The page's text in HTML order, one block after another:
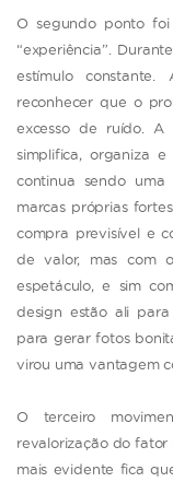
O segundo ponto
“experiência”.
estímulo
reconhecer que o
excesso de ruído. A
simplifica, organiza
continua sendo uma
marcas próprias
compra previsível e
de valor, mas com
espetáculo, e sim
design estão ali
para gerar fotos
virou uma vantagem
O terceiro
revalorização do fator
mais evidente fica